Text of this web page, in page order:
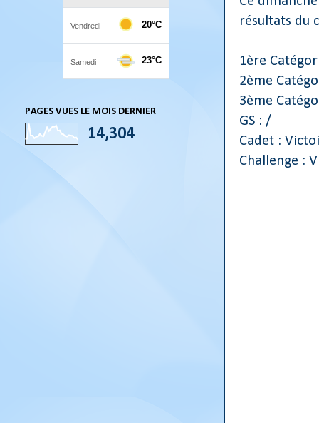
résultats du
1ère
2ème
3ème
GS : /
Cadet :
Challenge :
PAGES VUES LE MOIS DERNIER
14,304